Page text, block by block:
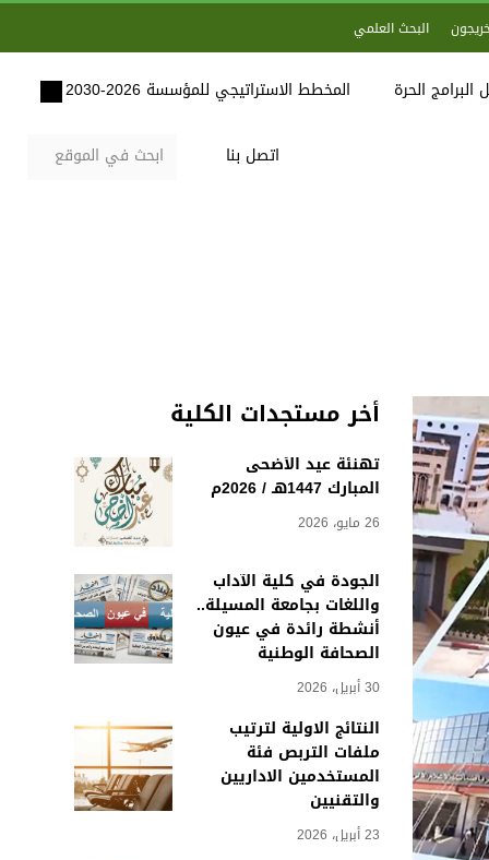
البحث العلمي
البرامج الحرة المخطط الاستراتيجي للمؤسسة 2026-2030
اتصل بنا
أخر مستجدات الكلية
تهنئة عيد الأضحى
المبارك 1447هـ / 2026م
26 مايو، 2026
الجودة في كلية الآداب
واللغات بجامعة المسيلة..
أنشطة رائدة في عيون
الصحافة الوطنية
30 أبريل، 2026
النتائج الاولية لترتيب
ملفات التربص فئة
المستخدمين الاداريين
والتقنيين
23 أبريل، 2026